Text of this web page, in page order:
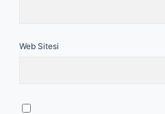
Web Sitesi